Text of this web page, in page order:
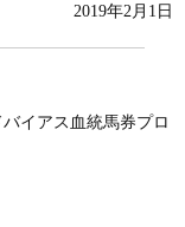
2019年2月1日
イアス血統馬券プロ